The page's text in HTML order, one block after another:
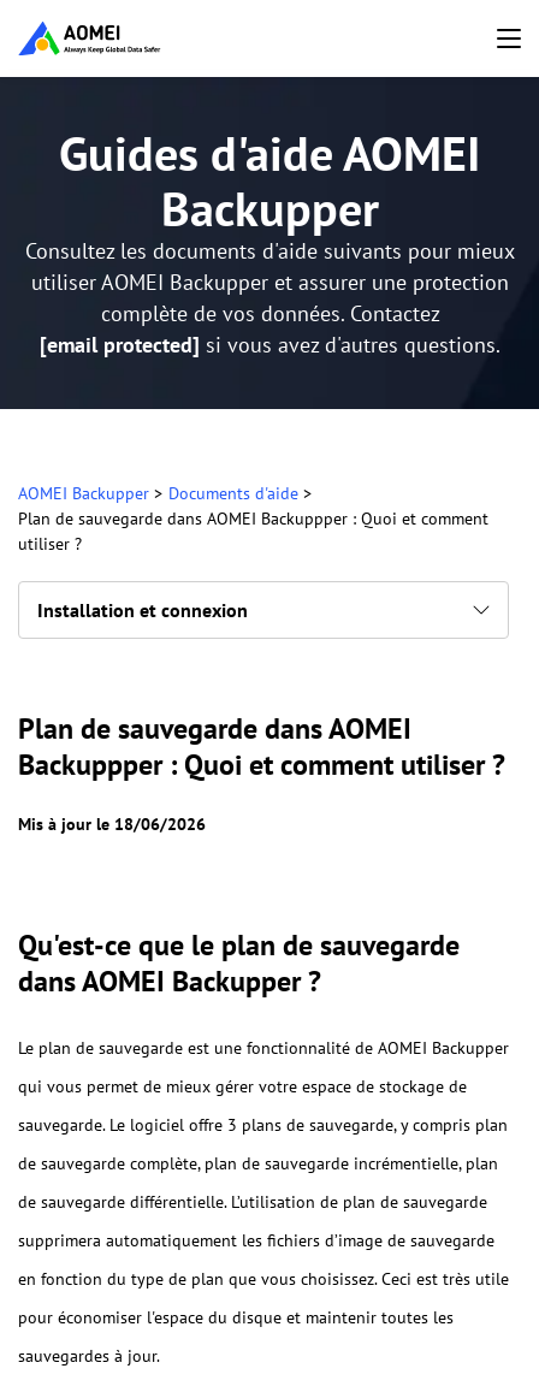
Guides d'aide AOMEI
Backupper
Consultez les documents d'aide suivants pour mieux
utiliser AOMEI Backupper et assurer une protection
complète de vos données. Contactez
[email protected] si vous avez d'autres questions.
AOMEI Backupper > Documents d'aide >
Plan de sauvegarde dans AOMEI Backuppper : Quoi et comment
utiliser ?
Installation et connexion
Plan de sauvegarde dans AOMEI
Backuppper : Quoi et comment utiliser ?
Mis à jour le 18/06/2026
Qu'est-ce que le plan de sauvegarde
dans AOMEI Backupper ?
Le plan de sauvegarde est une fonctionnalité de AOMEI Backupper
qui vous permet de mieux gérer votre espace de stockage de
sauvegarde. Le logiciel offre 3 plans de sauvegarde, y compris plan
de sauvegarde complète, plan de sauvegarde incrémentielle, plan
de sauvegarde différentielle. L’utilisation de plan de sauvegarde
supprimera automatiquement les fichiers d’image de sauvegarde
en fonction du type de plan que vous choisissez. Ceci est très utile
pour économiser l'espace du disque et maintenir toutes les
sauvegardes à jour.